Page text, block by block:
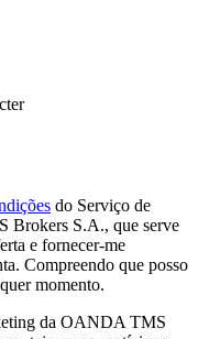
do Serviço de
Brokers S.A., que serve
e fornecer-me
Compreendo que posso
momento.
da OANDA TMS